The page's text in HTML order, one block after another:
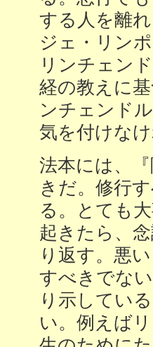
する人を離
ジェ・リン
リンチェン
経の教えに
ンチェンド
気を付けな
法本には、
きだ。修行
る。とても
起きたら、
り返す。悪
すべきでな
り示してい
い。例えば